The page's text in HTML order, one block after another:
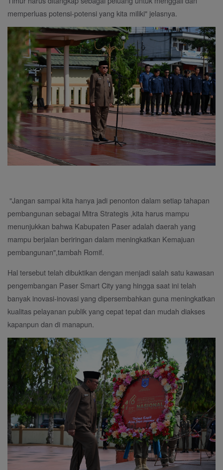
memperluas potensi-potensi yang kita miliki" jelasnya.
"Jangan sampai kita hanya jadi penonton dalam setiap tahapan
pembangunan sebagai Mitra Strategis ,kita harus mampu
menunjukkan bahwa Kabupaten Paser adalah daerah yang
mampu berjalan beriringan dalam meningkatkan Kemajuan
pembangunan",tambah Romif.
Hal tersebut telah dibuktikan dengan menjadi salah satu kawasan
pengembangan Paser Smart City yang hingga saat ini telah
banyak inovasi-inovasi yang dipersembahkan guna meningkatkan
kualitas pelayanan publik yang cepat tepat dan mudah diakses
kapanpun dan di manapun.